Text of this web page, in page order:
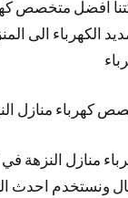
افضل متخصص
الكهرباء الى
كهرباء منازل
منازل النزهة في
ونستخدم احدث